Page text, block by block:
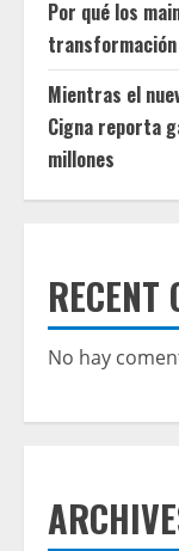
Por qué los
Mientras el
Cigna reporta
millones
RECENT
No hay